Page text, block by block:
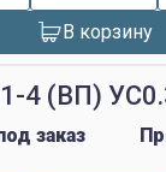
В корзину
4 (ВП)
заказ